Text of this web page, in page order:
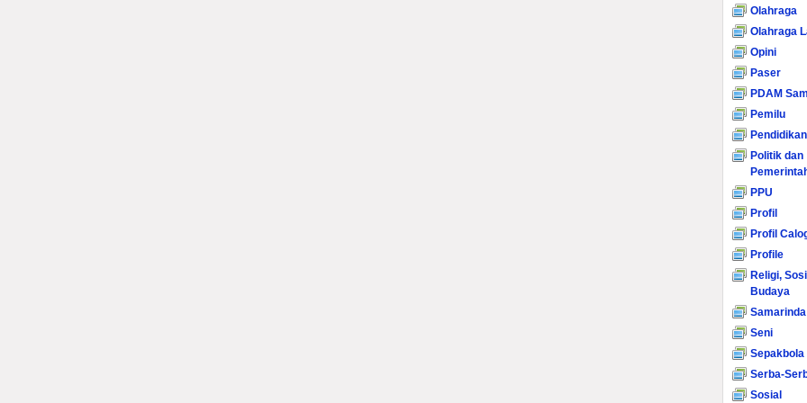
Olahraga
Olahraga
Opini
Paser
PDAM
Pemilu
Pendidikan
Politik dan
PPU
Profil
Profil
Profile
Religi,
Budaya
Samarinda
Seni
Sepakbola
Serba-
Sosial